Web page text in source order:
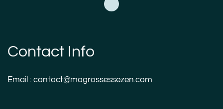
Contact Info
Email : contact@magrossessezen.com